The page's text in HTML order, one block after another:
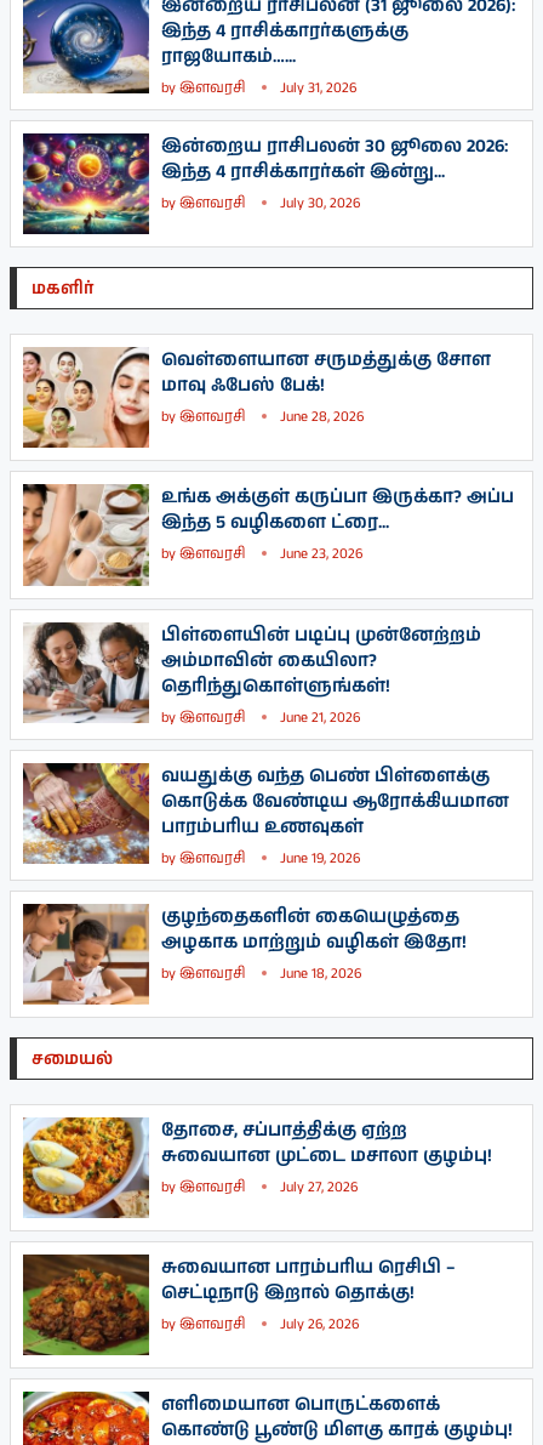
இன்றைய ராசிபலன் (31 ஜூலை 2026):
இந்த 4 ராசிக்காரர்களுக்கு
ராஜயோகம்…...
byஇளவரசி July 31, 2026
இன்றைய ராசிபலன் 30 ஜூலை 2026:
இந்த 4 ராசிக்காரர்கள் இன்று...
byஇளவரசி July 30, 2026
மகளிர்
வெள்ளையான சருமத்துக்கு சோள
மாவு ஃபேஸ் பேக்!
byஇளவரசி June 28, 2026
உங்க அக்குள் கருப்பா இருக்கா? அப்ப
இந்த 5 வழிகளை ட்ரை...
byஇளவரசி June 23, 2026
பிள்ளையின் படிப்பு முன்னேற்றம்
அம்மாவின் கையிலா?
தெரிந்துகொள்ளுங்கள்!
byஇளவரசி June 21, 2026
வயதுக்கு வந்த பெண் பிள்ளைக்கு
கொடுக்க வேண்டிய ஆரோக்கியமான
பாரம்பரிய உணவுகள்
byஇளவரசி June 19, 2026
குழந்தைகளின் கையெழுத்தை
அழகாக மாற்றும் வழிகள் இதோ!
byஇளவரசி June 18, 2026
சமையல்
தோசை, சப்பாத்திக்கு ஏற்ற
சுவையான முட்டை மசாலா குழம்பு!
byஇளவரசி July 27, 2026
சுவையான பாரம்பரிய ரெசிபி –
செட்டிநாடு இறால் தொக்கு!
byஇளவரசி July 26, 2026
எளிமையான பொருட்களைக்
கொண்டு பூண்டு மிளகு காரக் குழம்பு!